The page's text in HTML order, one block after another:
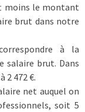
moins le montant
brut dans notre
à la
salaire brut. Dans
2 472 €.
net auquel on
soit 5